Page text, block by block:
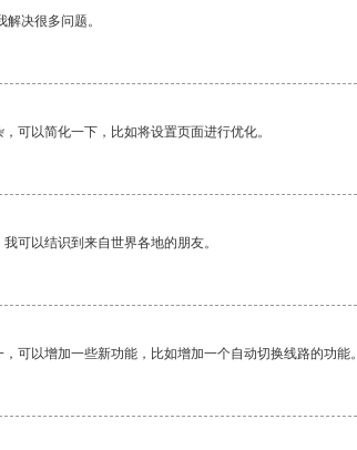
决很多问题。
可以简化一下，比如将设置页面进行优化。
可以结识到来自世界各地的朋友。
可以增加一些新功能，比如增加一个自动切换线路的功能。